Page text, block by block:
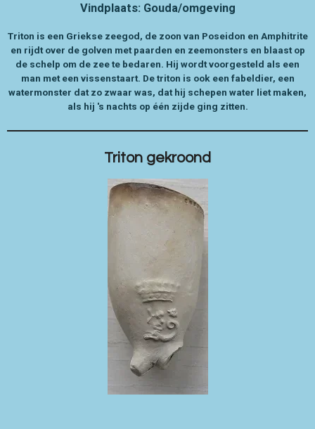
Vindplaats: Gouda/omgeving
Triton is een Griekse zeegod, de zoon van Poseidon en Amphitrite
en rijdt over de golven met paarden en zeemonsters en blaast op
de schelp om de zee te bedaren. Hij wordt voorgesteld als een
man met een vissenstaart. De triton is ook een fabeldier, een
watermonster dat zo zwaar was, dat hij schepen water liet maken,
als hij 's nachts op één zijde ging zitten.
Triton gekroond